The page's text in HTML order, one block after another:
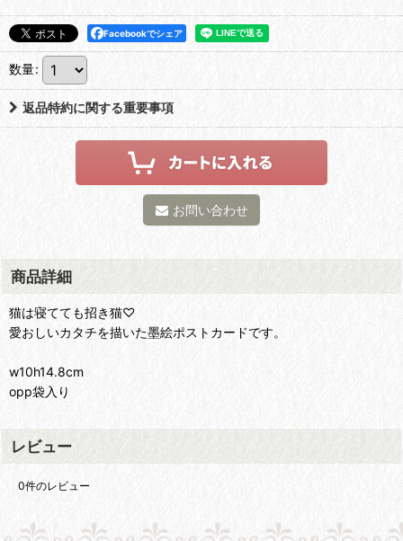
Facebookでシェア
数量:
返品特約に関する重要事項
お問い合わせ
商品詳細
猫は寝てても招き猫♡
愛おしいカタチを描いた墨絵ポストカードです。
w10h14.8cm
opp袋入り
レビュー
0件のレビュー